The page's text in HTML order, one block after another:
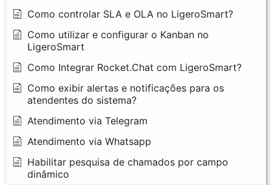
Como controlar SLA e OLA no LigeroSmart?
Como utilizar e configurar o Kanban no
LigeroSmart
Como Integrar Rocket.Chat com LigeroSmart?
Como exibir alertas e notificações para os
atendentes do sistema?
Atendimento via Telegram
Atendimento via Whatsapp
Habilitar pesquisa de chamados por campo
dinâmico